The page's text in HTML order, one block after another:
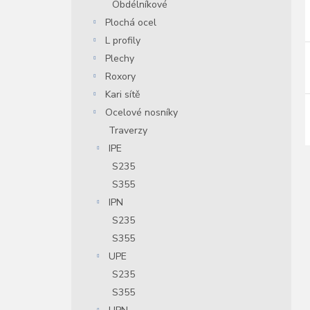
Obdélníkové
Plochá ocel
L profily
Plechy
Roxory
Kari sítě
Ocelové nosníky
Traverzy
IPE
S235
S355
IPN
S235
S355
UPE
S235
S355
r
i